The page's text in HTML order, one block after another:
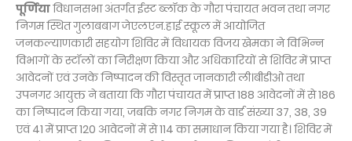
पूर्णियाविधानसभा अंतर्गत ईस्ट ब्लॉक के गौरा पंचायत भवन तथा नगर
निगम स्थित गुलाबबाग जेएलएन.हाई स्कूल में आयोजित
जनकल्याणकारी सहयोग शिविर में विधायक विजय खेमका ने विभिन्न
विभागों के स्टॉलों का निरीक्षण किया और अधिकारियों से शिविर में प्राप्त
आवेदनों एवं उनके निष्पादन की विस्तृत जानकारी ली।बीडीओ तथा
उपनगर आयुक्त ने बताया कि गौरा पंचायत में प्राप्त 188 आवेदनों में से 186
का निष्पादन किया गया, जबकि नगर निगम के वार्ड संख्या 37, 38, 39
एवं 41 में प्राप्त 120 आवेदनों में से 114 का समाधान किया गया है। शिविर में